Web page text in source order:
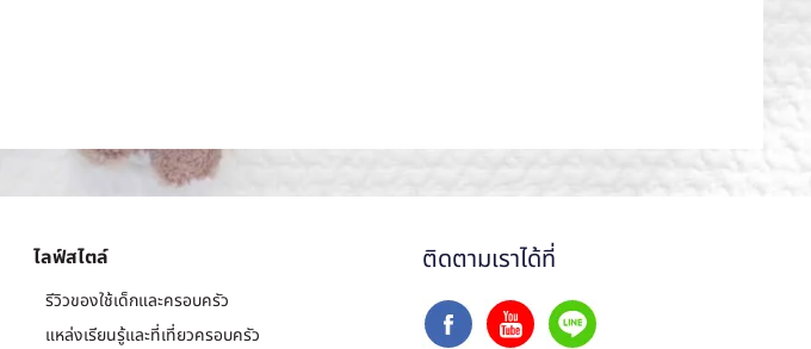
ไลฟ์สไตล์
รีวิวของใช้เด็กและครอบครัว
แหล่งเรียนรู้และที่เที่ยวครอบครัว
ติดตามเราได้ที่